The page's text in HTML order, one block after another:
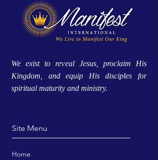
We exist to reveal Jesus, proclaim His
Kingdom, and equip His disciples for
spiritual maturity and ministry.
Site Menu
Home